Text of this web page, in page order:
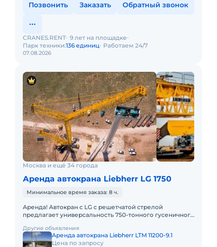
Позвонить Заказать Обратный звонок
07.08.2026
CRANES.RENT 9 лет на площадке
Парк техники:136 единиц Работаем 24/7
Москва и ещё 34 города
Аренда автокрана Liebherr LG 1750
Минимальное время заказа: 8 ч.
Аренда! Автокран с LG с решетчатой стрелой
предлагает универсальность 750-тонного гусеничного
автокрана. LIEBHER
Другие объявления
Аренда автокрана Liebherr LTM 11200-9.1
Цена по запросу